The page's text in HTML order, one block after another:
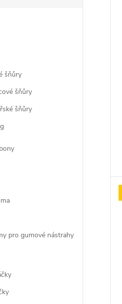
šňůry
šňůry
šňůry
pro gumové nástrahy